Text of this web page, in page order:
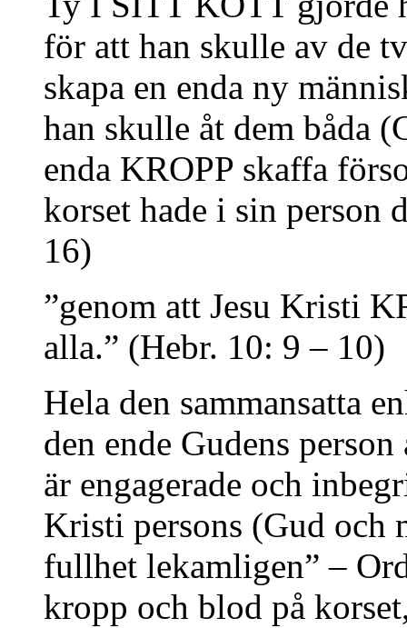
för att han skulle av de
skapa en enda ny
han skulle åt dem båda
enda KROPP skaffa
korset hade i sin person
16)
”genom att Jesu Kristi
alla.” (Hebr. 10: 9 – 10)
Hela den sammansatta
den ende Gudens
är engagerade och
Kristi persons (Gud och
fullhet lekamligen” –
kropp och blod på